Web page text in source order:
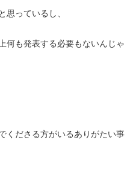
っているし、
何も発表する必要もないんじゃ
くださる方がいるありがたい事